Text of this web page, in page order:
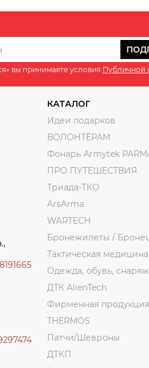
вы принимаете условия Публичной
КАТАЛОГ
Идеи подарков
ВОЛОНТЁРАМ
Фонарь Armytek
ПРО ПУТЕШЕСТВИЯ
Триада-ТКО
ArsArma
WARTECH
Бронежилеты /
Тактическая медицина
Одежда, обувь,
ДТК AlienTech
Фирменная продукция
THERMOS
Патчи/Шевроны
ДТКП